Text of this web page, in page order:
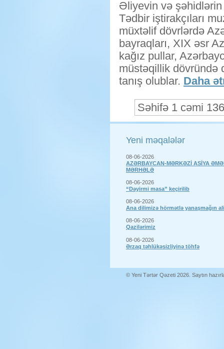
Əliyevin və
Tədbir iştirakçıları
müxtəlif dövrlərdə
bayraqları, XIX əsr
kağız pullar,
müstəqillik dövründə
tanış olublar. Daha
Səhifə 1 cəmi 136
Yeni məqalələr
08-06-2026
AZƏRBAYCAN-MƏRKƏZİ ASİYA
MƏRHƏLƏ
08-06-2026
“Dəyirmi masa” keçirilib
08-06-2026
Ana dilimizə hörmətlə yanaşmağın
08-06-2026
Qazilərimiz
08-06-2026
Ərzaq təhlükəsizliyinə töhfə
© Yeni Tərtər Qəzeti 2026. Saytın